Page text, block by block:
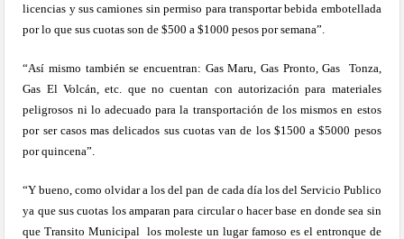
licencias y sus camiones sin permiso para transportar bebida embotellada
por lo que sus cuotas son de $500 a $1000 pesos por semana”.
“Así mismo también se encuentran: Gas Maru, Gas Pronto, Gas
Tonza,
Gas El Volcán, etc. que no cuentan con autorización para materiales
peligrosos ni lo adecuado para la transportación de los mismos en estos
por ser casos mas delicados sus cuotas van de los $1500 a $5000 pesos
por quincena”.
“Y bueno, como olvidar a los del pan de cada día los del Servicio Publico
ya que sus cuotas los amparan para circular o hacer base en donde sea sin
que Transito Municipal
los moleste un lugar famoso es el entronque de